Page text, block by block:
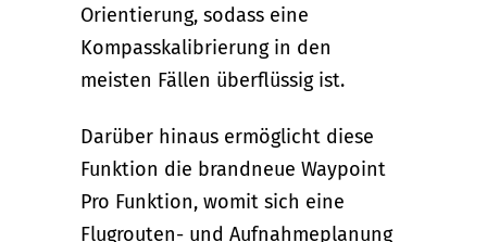
Orientierung, sodass eine
Kompasskalibrierung in den
meisten Fällen überflüssig ist.
Darüber hinaus ermöglicht diese
Funktion die brandneue Waypoint
Pro Funktion, womit sich eine
Flugrouten- und Aufnahmeplanung